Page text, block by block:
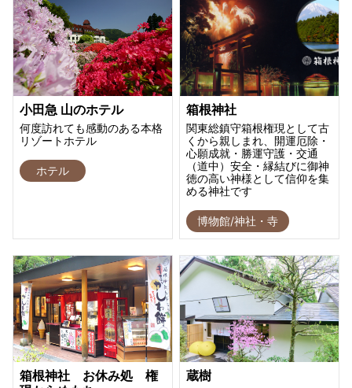
小田急 山のホテル
何度訪れても感動のある本格
リゾートホテル
ホテル
箱根神社
関東総鎮守箱根権現として古
くから親しまれ、開運厄除・
心願成就・勝運守護・交通
（道中）安全・縁結びに御神
徳の高い神様として信仰を集
める神社です
博物館/神社・寺
箱根神社 お休み処 権
蔵樹